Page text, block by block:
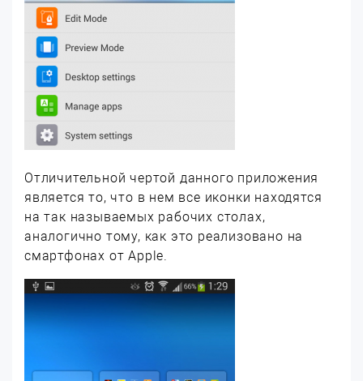
Отличительной чертой данного приложения
является то, что в нем все иконки находятся
на так называемых рабочих столах,
аналогично тому, как это реализовано на
смартфонах от Apple.